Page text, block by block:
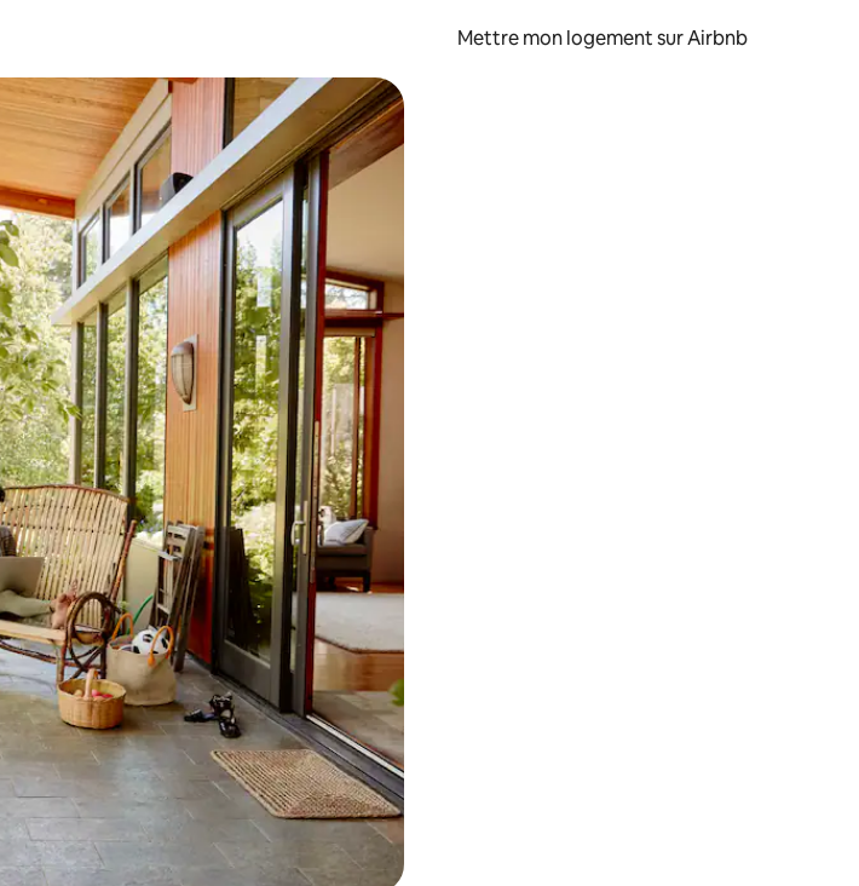
Mettre mon logement sur Airbnb
les parcourir ou en appuyant et en faisant glisser.